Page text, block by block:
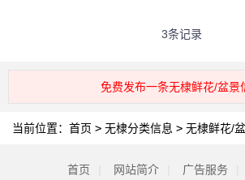
3条记录
免费发布一条无棣鲜花/盆景
当前位置： 首页 > 无棣分类信息 > 无棣鲜花/
首页 网站简介 广告服务